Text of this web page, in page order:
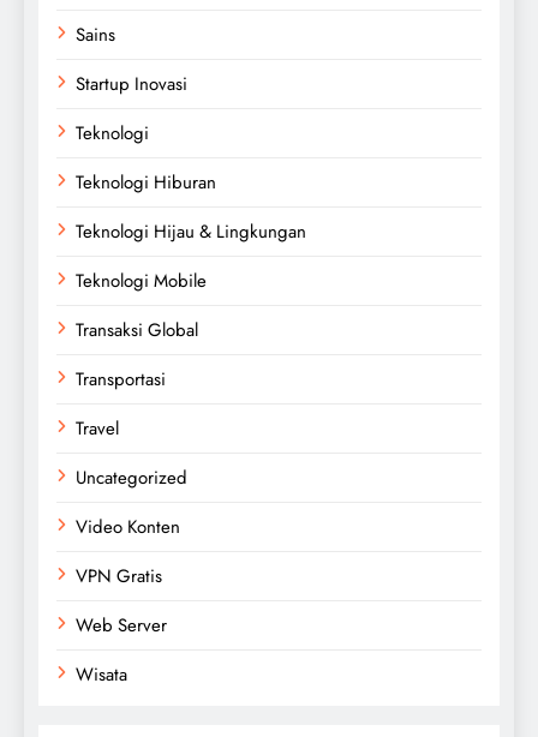
Sains
Startup Inovasi
Teknologi
Teknologi Hiburan
Teknologi Hijau & Lingkungan
Teknologi Mobile
Transaksi Global
Transportasi
Travel
Uncategorized
Video Konten
VPN Gratis
Web Server
Wisata